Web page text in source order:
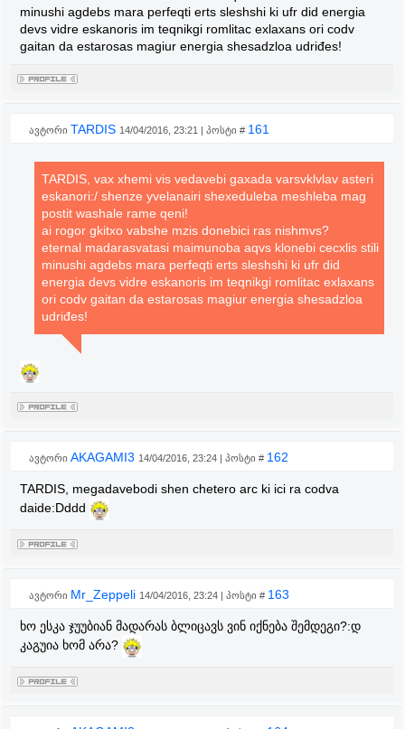
minushi agdebs mara perfeqti erts sleshshi ki ufr did energia
devs vidre eskanoris im teqnikgi romlitac exlaxans ori codv
gaitan da estarosas magiur energia shesadzloa udriđes!
ავტორი TARDIS 14/04/2016, 23:21 | პოსტი # 161
TARDIS, vax xhemi vis vedavebi gaxada varsvklvlav asteri
eskanori:/ shenze yvelanairi shexeduleba meshleba mag
postit washale rame qeni!
ai rogor gkitxo vabshe mzis donebici ras nishmvs?
eternal madarasvatasi maimunoba aqvs klonebi cecxlis stili
minushi agdebs mara perfeqti erts sleshshi ki ufr did
energia devs vidre eskanoris im teqnikgi romlitac exlaxans
ori codv gaitan da estarosas magiur energia shesadzloa
udriđes!
ავტორი AKAGAMI3 14/04/2016, 23:24 | პოსტი # 162
TARDIS, megadavebodi shen chetero arc ki ici ra codva
daide:Dddd
ავტორი Mr_Zeppeli 14/04/2016, 23:24 | პოსტი # 163
ხო ესკა ჯუუბიან მადარას ბლიცავს ვინ იქნება შემდეგი?:დ
კაგუია ხომ არა?